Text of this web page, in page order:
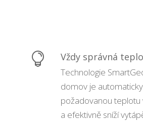
 Vždy správná
Technologie
domov je
požadovanou
a efektivně sníží